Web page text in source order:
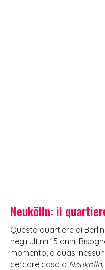
Neukölln: il
Questo quartiere di
negli ultimi 15 anni.
momento, a quasi
cercare casa a Neukölln